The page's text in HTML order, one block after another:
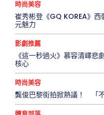
時尚美容
崔秀彬登《GQ KOREA》
元魅力
影劇推薦
《這一秒過火》慕容清嶧
核心
時尚美容
龔俊巴黎街拍掀熱議！ 「